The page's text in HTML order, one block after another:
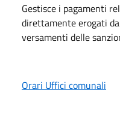
Gestisce i pagamenti
direttamente erogati
versamenti delle
Orari Uffici comunali